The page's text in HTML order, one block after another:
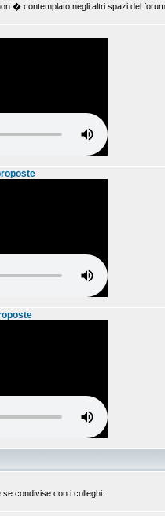
� contemplato negli altri spazi del
condivise con i colleghi.